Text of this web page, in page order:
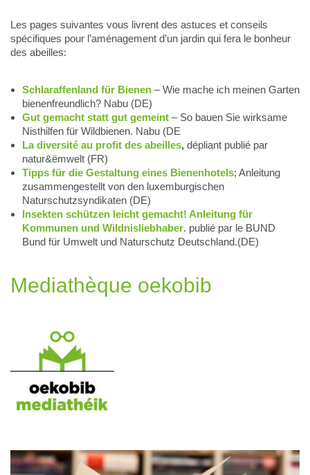
Les pages suivantes vous livrent des astuces et conseils
spécifiques pour l’aménagement d’un jardin qui fera le bonheur
des abeilles:
Schlaraffenland für Bienen – Wie mache ich meinen Garten
bienenfreundlich? Nabu (DE)
Gut gemacht statt gut gemeint – So bauen Sie wirksame
Nisthilfen für Wildbienen. Nabu (DE
La diversité au profit des abeilles, dépliant publié par
natur&ëmwelt (FR)
Tipps für die Gestaltung eines Bienenhotels; Anleitung
zusammengestellt von den luxemburgischen
Naturschutzsyndikaten (DE)
Insekten schützen leicht gemacht! Anleitung für
Kommunen und Wildnisliebhaber. publié par le BUND
Bund für Umwelt und Naturschutz Deutschland.(DE)
Mediathèque oekobib